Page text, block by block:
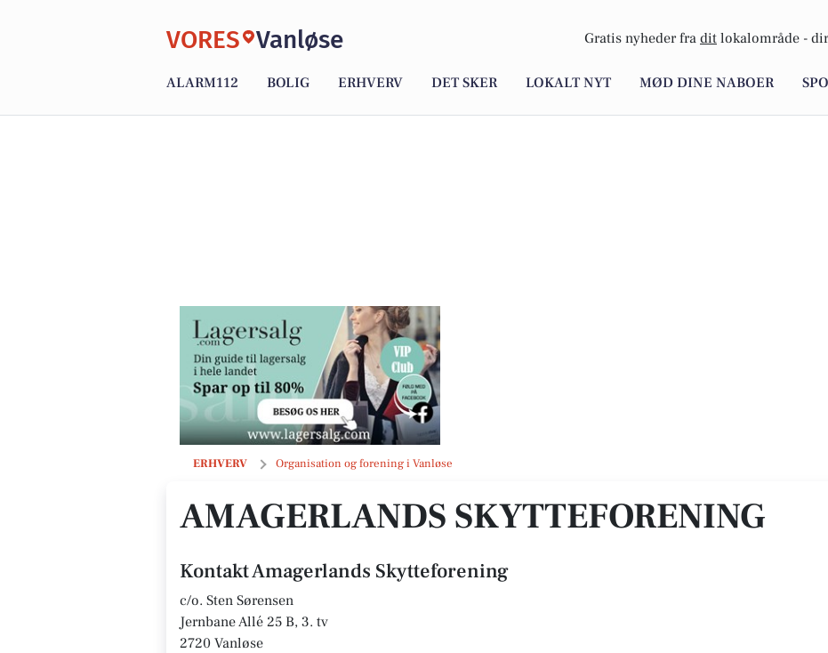
VORES Vanløse Gratis nyheder fra dit lokalområde -
ALARM112 BOLIG ERHVERV DET SKER LOKALT NYT MØD DINE NABOER
ERHVERV Organisation og forening i Vanløse
Amagerlands Skytteforening
AMAGERLANDS SKYTTEFORENING
Kontakt Amagerlands Skytteforening
c/o. Sten Sørensen
Jernbane Allé 25 B, 3. tv
2720 Vanløse